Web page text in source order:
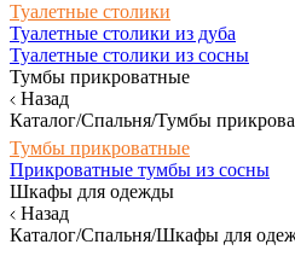
Туалетные столики
Туалетные столики из дуба
Туалетные столики из сосны
Тумбы прикроватные
Назад
Каталог/Спальня/Тумбы
Тумбы прикроватные
Прикроватные тумбы из сосны
Шкафы для одежды
Назад
Каталог/Спальня/Шкафы для